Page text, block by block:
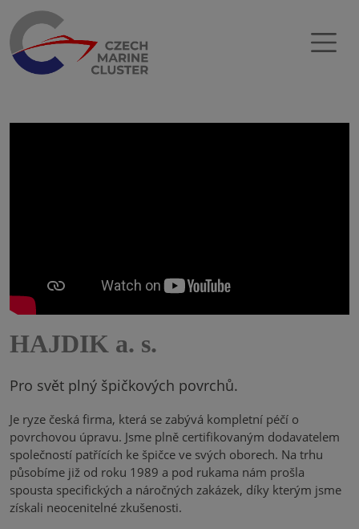
ÚVOD
O NÁS
KALENDÁ
PROJEKT
Y
HAJDIK a. s.
Pro svět plný špičkových povrchů.
Je ryze česká firma, která se zabývá kompletní péčí o
povrchovou úpravu. Jsme plně certifikovaným dodavatelem
společností patřících ke špičce ve svých oborech. Na trhu
působíme již od roku 1989 a pod rukama nám prošla
spousta specifických a náročných zakázek, díky kterým jsme
získali neocenitelné zkušenosti.